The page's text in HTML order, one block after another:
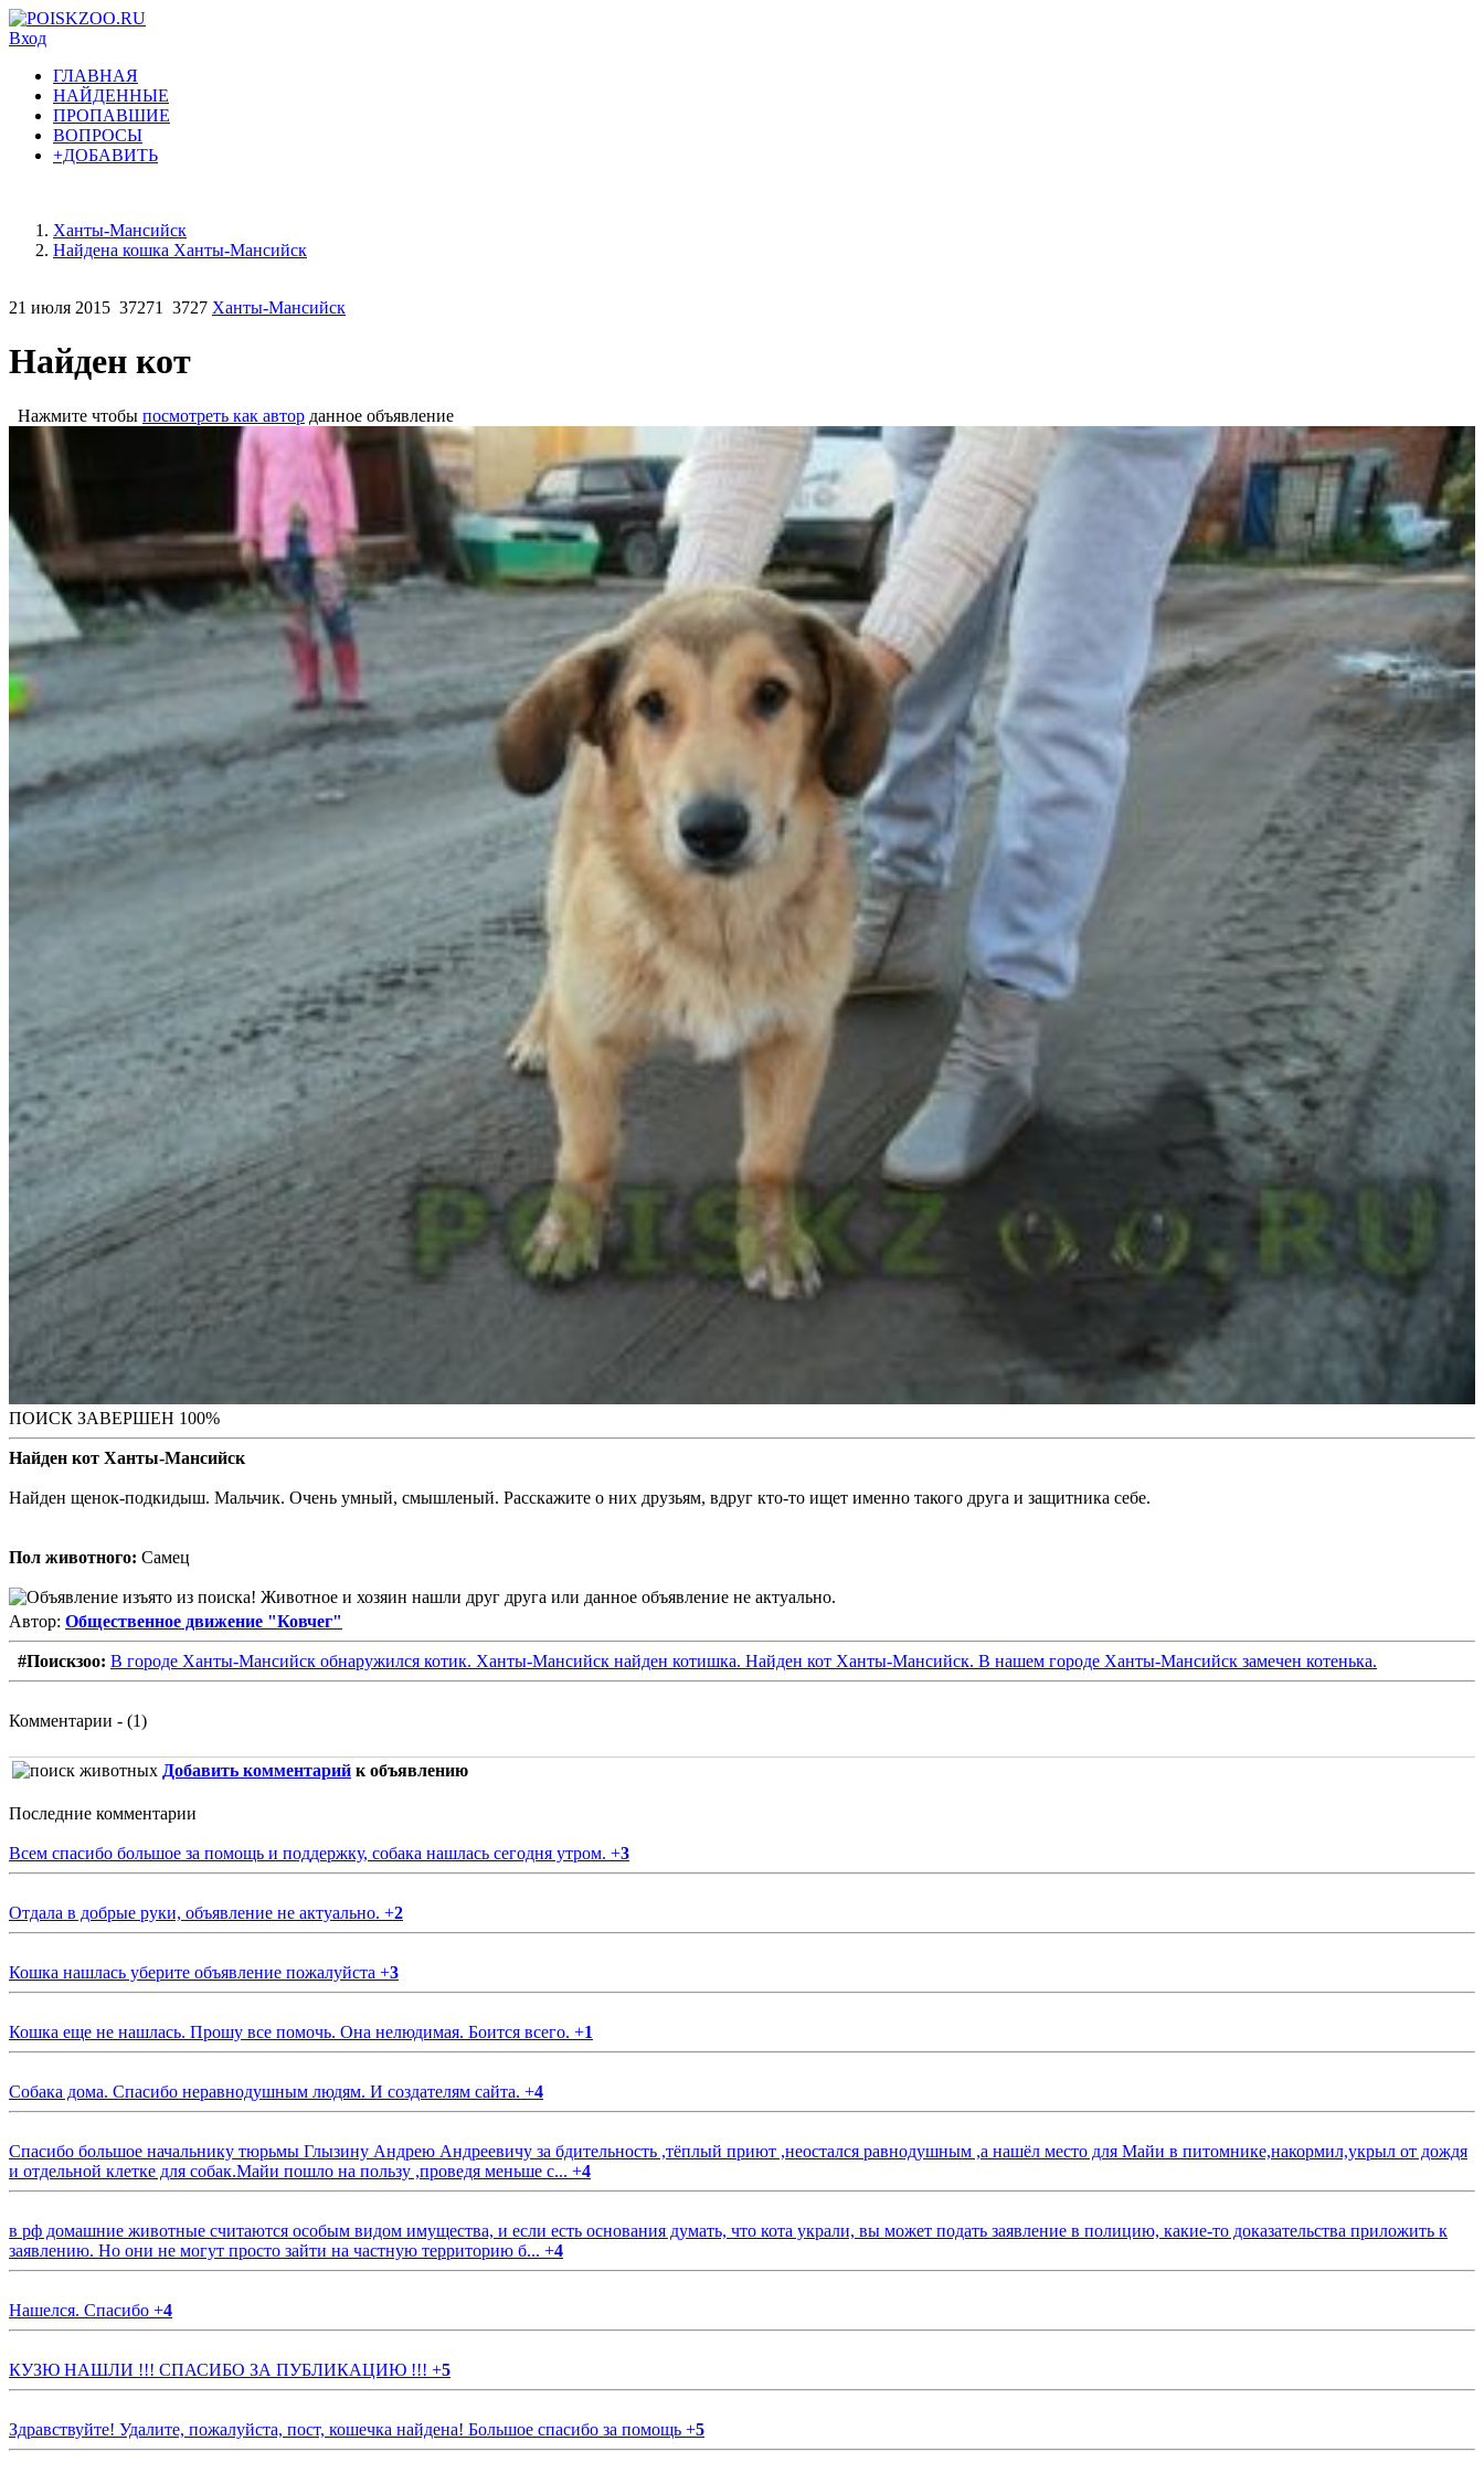
Вход
ГЛАВНАЯ
НАЙДЕННЫЕ
ПРОПАВШИЕ
ВОПРОСЫ
+ДОБАВИТЬ
Ханты-Мансийск
Найдена кошка Ханты-Мансийск
21 июля 2015 37271 3727 Ханты-Мансийск
Найден кот
Нажмите чтобы посмотреть как автор данное объявление
ПОИСК ЗАВЕРШЕН 100%
Найден кот Ханты-Мансийск
Найден щенок-подкидыш. Мальчик. Очень умный, смышленый. Расскажите о них друзьям, вдруг кто-то ищет именно такого друга и защитника себе.
Пол животного: Самец
Автор: Общественное движение "Ковчег"
#Поискзоо: В городе Ханты-Мансийск обнаружился котик. Ханты-Мансийск найден котишка. Найден кот Ханты-Мансийск. В нашем городе Ханты-Мансийск замечен котенька.
Комментарии - (1)
Добавить комментарий к объявлению
Последние комментарии
Всем спасибо большое за помощь и поддержку, собака нашлась сегодня утром. +3
Отдала в добрые руки, объявление не актуально. +2
Кошка нашлась уберите объявление пожалуйста +3
Кошка еще не нашлась. Прошу все помочь. Она нелюдимая. Боится всего. +1
Собака дома. Спасибо неравнодушным людям. И создателям сайта. +4
Спасибо большое начальнику тюрьмы Глызину Андрею Андреевичу за бдительность ,тёплый приют ,неостался равнодушным ,а нашёл место для Майи в питомнике,накормил,укрыл от дождя
и отдельной клетке для собак.Майи пошло на пользу ,проведя меньше с... +4
в рф домашние животные считаются особым видом имущества, и если есть основания думать, что кота украли, вы может подать заявление в полицию, какие-то доказательства приложить к
заявлению. Но они не могут просто зайти на частную территорию б... +4
Нашелся. Спасибо +4
КУЗЮ НАШЛИ !!! СПАСИБО ЗА ПУБЛИКАЦИЮ !!! +5
Здравствуйте! Удалите, пожалуйста, пост, кошечка найдена! Большое спасибо за помощь +5